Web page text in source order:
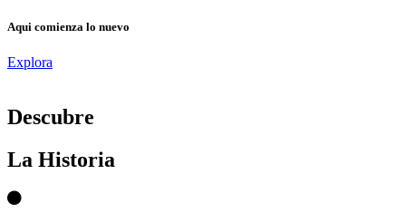
Aqui comienza lo nuevo
Explora
Descubre
La Historia